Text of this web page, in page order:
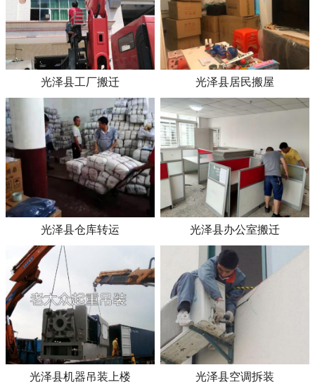
光泽县工厂搬迁 光泽县居民搬屋
光泽县仓库转运 光泽县办公室搬迁
光泽县机器吊装上楼 光泽县空调拆装